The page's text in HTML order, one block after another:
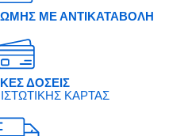
ΜΕ ΑΝΤΙΚΑΤΑΒΟΛΗ
ΔΟΣΕΙΣ
ΚΑΡΤΑΣ